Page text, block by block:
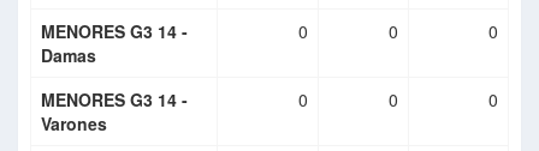
MENORES G3 14 -
Damas
0 0 0
MENORES G3 14 -
Varones
0 0 0